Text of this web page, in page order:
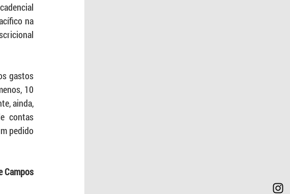
na
gastos
10
ainda,
contas
pedido
Campos